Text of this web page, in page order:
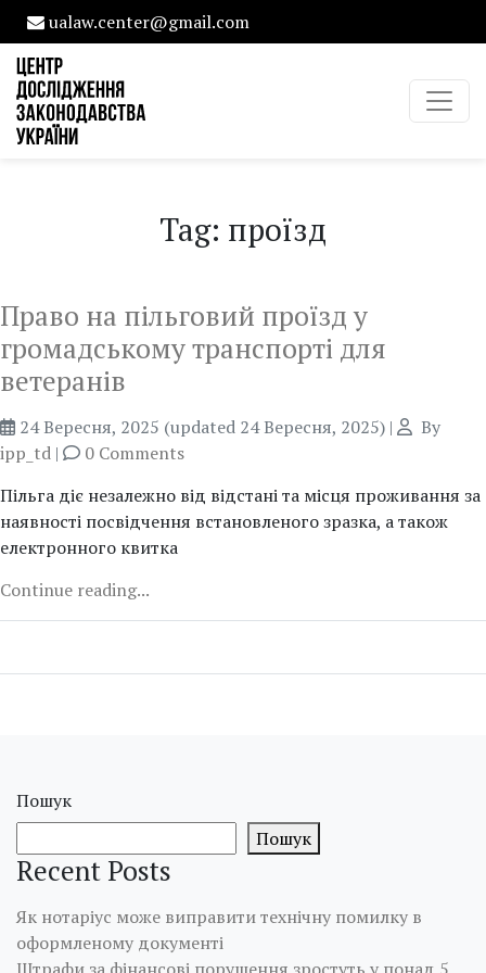
ualaw.center@gmail.com
Tag: проїзд
Право на пільговий проїзд у
громадському транспорті для
ветеранів
24 Вересня, 2025 (updated 24 Вересня, 2025) |
By
ipp_td |
0 Comments
Пільга діє незалежно від відстані та місця проживання за
наявності посвідчення встановленого зразка, а також
електронного квитка
Continue reading...
Пошук
Пошук
Recent Posts
Як нотаріус може виправити технічну помилку в
оформленому документі